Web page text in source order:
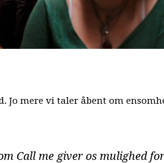
mere vi taler åbent om
Call me giver os mulighed